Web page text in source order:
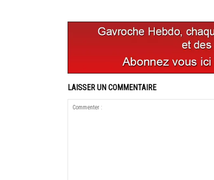
LAISSER UN COMMENTAIRE